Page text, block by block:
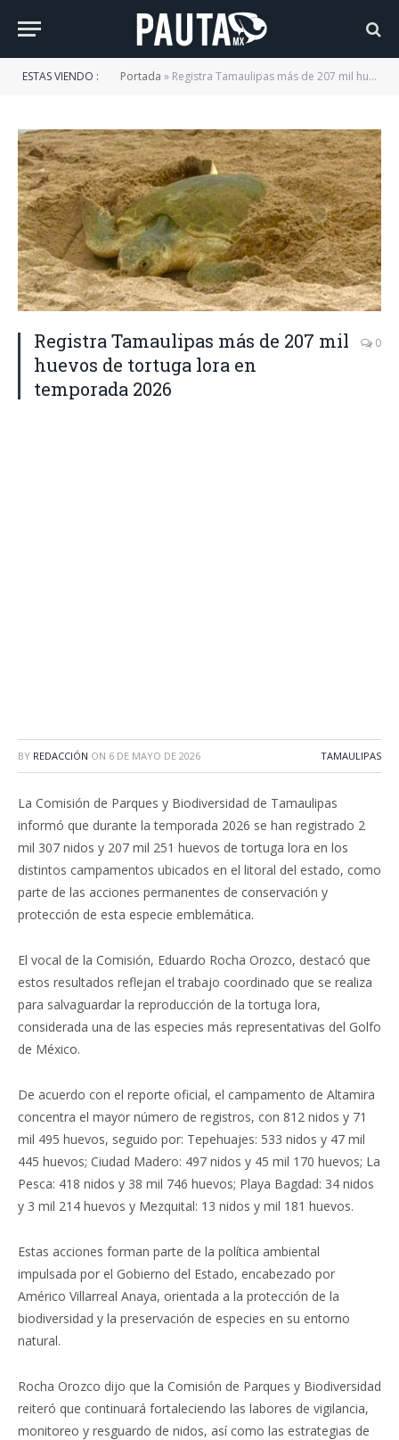
ESTAS VIENDO : Portada » Registra Tamaulipas más de 207 mil huevos de tortuga lora en temporada 2026
Registra Tamaulipas más de 207 mil
huevos de tortuga lora en
temporada 2026
0
BY REDACCIÓN ON 6 DE MAYO DE 2026 TAMAULIPAS
La Comisión de Parques y Biodiversidad de Tamaulipas
informó que durante la temporada 2026 se han registrado 2
mil 307 nidos y 207 mil 251 huevos de tortuga lora en los
distintos campamentos ubicados en el litoral del estado, como
parte de las acciones permanentes de conservación y
protección de esta especie emblemática.
El vocal de la Comisión, Eduardo Rocha Orozco, destacó que
estos resultados reflejan el trabajo coordinado que se realiza
para salvaguardar la reproducción de la tortuga lora,
considerada una de las especies más representativas del Golfo
de México.
De acuerdo con el reporte oficial, el campamento de Altamira
concentra el mayor número de registros, con 812 nidos y 71
mil 495 huevos, seguido por: Tepehuajes: 533 nidos y 47 mil
445 huevos; Ciudad Madero: 497 nidos y 45 mil 170 huevos; La
Pesca: 418 nidos y 38 mil 746 huevos; Playa Bagdad: 34 nidos
y 3 mil 214 huevos y Mezquital: 13 nidos y mil 181 huevos.
Estas acciones forman parte de la política ambiental
impulsada por el Gobierno del Estado, encabezado por
Américo Villarreal Anaya, orientada a la protección de la
biodiversidad y la preservación de especies en su entorno
natural.
Rocha Orozco dijo que la Comisión de Parques y Biodiversidad
reiteró que continuará fortaleciendo las labores de vigilancia,
monitoreo y resguardo de nidos, así como las estrategias de